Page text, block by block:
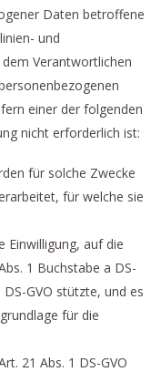
Daten betroffene
und
Verantwortlichen
einer der folgenden
nicht erforderlich ist:
für solche Zwecke
für welche sie
Einwilligung, auf die
1 Buchstabe a DS-
GVO stützte, und es
für die
21 Abs. 1 DS-GVO